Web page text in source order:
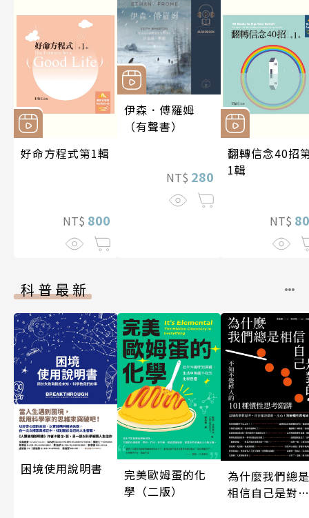
好命方程式第1輯
NT$ 800
伊森．傅羅姆
（有聲書）
NT$ 280
翻轉信念40招
1輯
NT$
科普最新
困境使用說明書
完美歐姆蛋的化
學（二版）
為什麼我們總是
相信自己是對